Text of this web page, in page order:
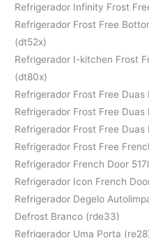
Refrigerador Infinity Frost
Refrigerador Frost Free
(dt52x)
Refrigerador I-kitchen Frost
(dt80x)
Refrigerador Frost Free
Refrigerador Frost Free
Refrigerador Frost Free Duas
Refrigerador Frost Free
Refrigerador French Door
Refrigerador Icon French
Refrigerador Degelo
Defrost Branco (rde33)
Refrigerador Uma Porta